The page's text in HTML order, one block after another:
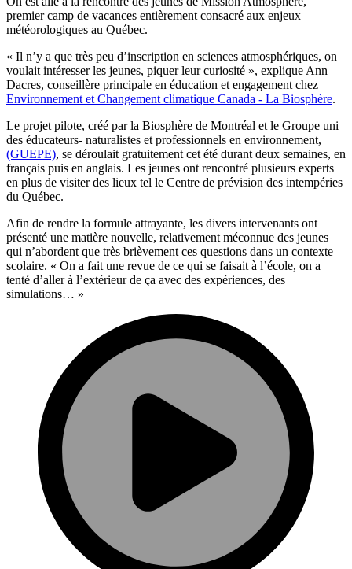
premier camp de vacances entièrement consacré aux enjeux
météorologiques au Québec.
« Il n’y a que très peu d’inscription en sciences atmosphériques, on
voulait intéresser les jeunes, piquer leur curiosité », explique Ann
Dacres, conseillère principale en éducation et engagement chez
Environnement et Changement climatique Canada - La Biosphère.
Le projet pilote, créé par la Biosphère de Montréal et le Groupe uni
des éducateurs- naturalistes et professionnels en environnement,
(GUEPE), se déroulait gratuitement cet été durant deux semaines, en
français puis en anglais. Les jeunes ont rencontré plusieurs experts
en plus de visiter des lieux tel le Centre de prévision des intempéries
du Québec.
Afin de rendre la formule attrayante, les divers intervenants ont
présenté une matière nouvelle, relativement méconnue des jeunes
qui n’abordent que très brièvement ces questions dans un contexte
scolaire. « On a fait une revue de ce qui se faisait à l’école, on a
tenté d’aller à l’extérieur de ça avec des expériences, des
simulations… »